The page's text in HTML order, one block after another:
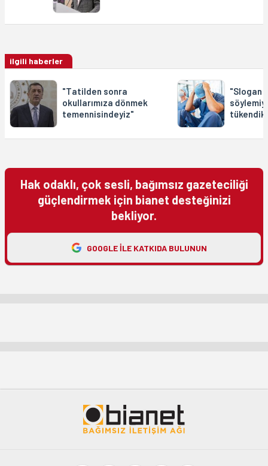
ilgili haberler
"Tatilden sonra
okullarımıza dönmek
temennisindeyiz"
"Slogan
Hak odaklı, çok sesli, bağımsız gazeteciliği
güçlendirmek için bianet desteğinizi
bekliyor.
GOOGLE ILE KATKIDA BULUNUN